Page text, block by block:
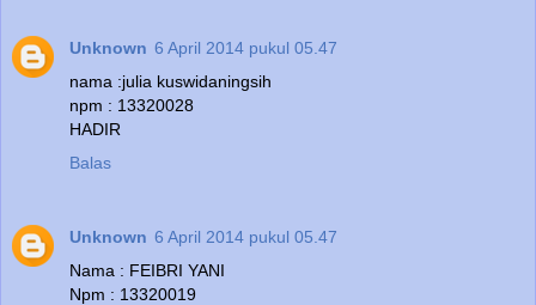
Unknown 6 April 2014 pukul 05.47
nama :julia kuswidaningsih
npm : 13320028
HADIR
Balas
Unknown 6 April 2014 pukul 05.47
Nama : FEIBRI YANI
Npm : 13320019